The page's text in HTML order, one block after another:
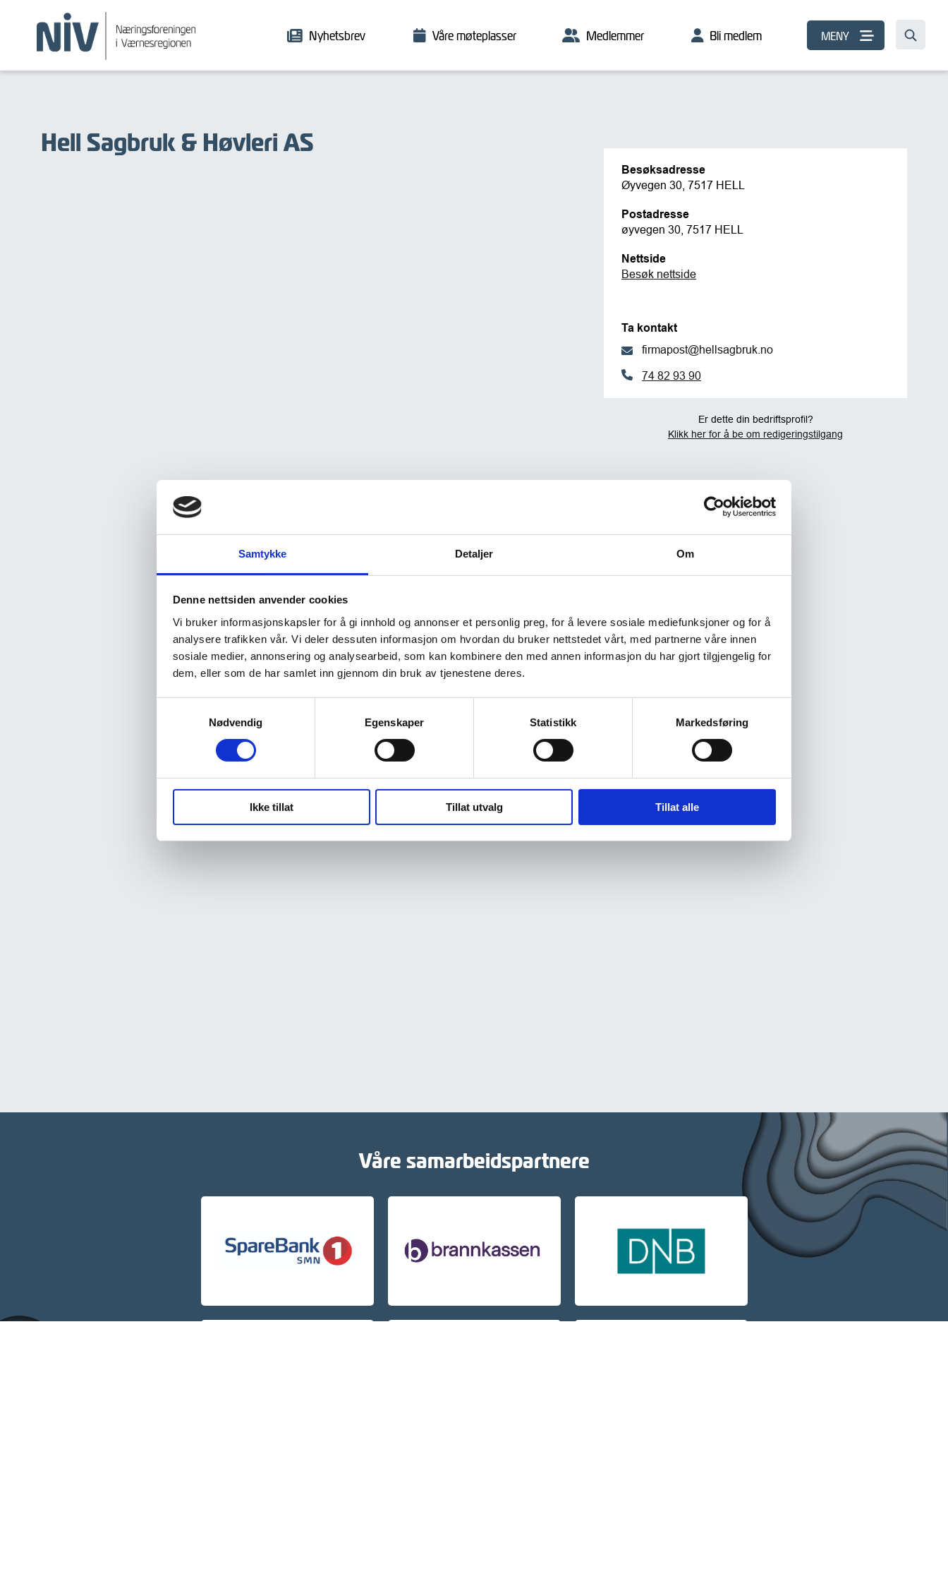
Samtykke Detaljer Om
Denne nettsiden anvender cookies
Vi bruker informasjonskapsler for å gi innhold og annonser et personlig preg, for å levere sosiale mediefunksjoner og for å
analysere trafikken vår. Vi deler dessuten informasjon om hvordan du bruker nettstedet vårt, med partnerne våre innen
sosiale medier, annonsering og analysearbeid, som kan kombinere den med annen informasjon du har gjort tilgjengelig for
dem, eller som de har samlet inn gjennom din bruk av tjenestene deres.
Nødvendig
Egenskaper Statistikk Markedsføring
Ikke tillat Tillat utvalg Tillat alle
Nyhetsbrev Våre møteplasser Medlemmer Bli medlem MENY
Hell Sagbruk & Høvleri AS
Besøksadresse
Øyvegen 30, 7517 HELL
Postadresse
øyvegen 30, 7517 HELL
Nettside
Besøk nettside
Ta kontakt
firmapost@hellsagbruk.no
74 82 93 90
Er dette din bedriftsprofil?
Klikk her for å be om redigeringstilgang
Våre samarbeidspartnere